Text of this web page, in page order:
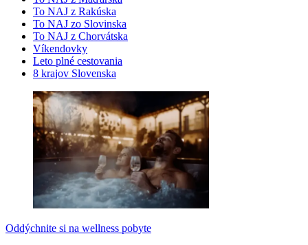
To NAJ z Rakúska
To NAJ zo Slovinska
To NAJ z Chorvátska
Víkendovky
Leto plné cestovania
8 krajov Slovenska
Oddýchnite si na wellness pobyte